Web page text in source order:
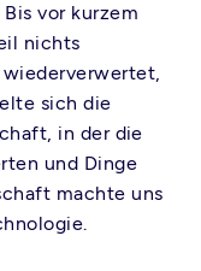
vor kurzem
nichts
sich die
in der die
und Dinge
machte uns